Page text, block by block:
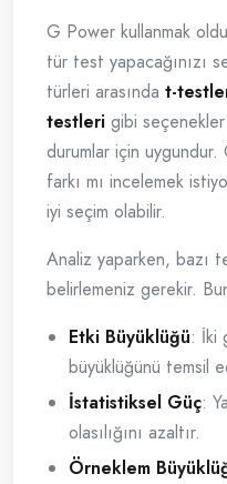
G Power kullanmak
tür test yapacağınızı
türleri arasında t-
testleri gibi
durumlar için
farkı mı incelemek
iyi seçim olabilir.
Analiz yaparken, bazı
belirlemeniz gerekir.
Etki Büyüklüğü: İki
büyüklüğünü temsil
İstatistiksel Güç:
olasılığını azaltır.
Örneklem